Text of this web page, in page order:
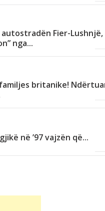
Fier-Lushnjë,
nga...
britanike!
në ’97 vajzën që...